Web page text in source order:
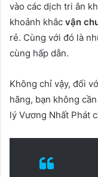
vào các dịch tri ân
khoảnh khắc vận
rẻ. Cùng với đó là
cùng hấp dẫn.
Không chỉ vậy, đối
hãng, bạn không
lý Vương Nhất Phát